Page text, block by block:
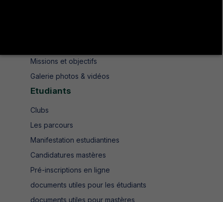
Missions et objectifs
Galerie photos & vidéos
Etudiants
Clubs
Les parcours
Manifestation estudiantines
Candidatures mastères
Pré-inscriptions en ligne
documents utiles pour les étudiants
documents utiles pour mastères